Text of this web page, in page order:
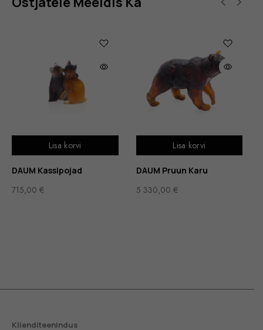
Lisa korvi
DAUM Kassipojad
715,00 €
Lisa korvi
DAUM Pruun Karu
5 330,00 €
Klienditeenindus